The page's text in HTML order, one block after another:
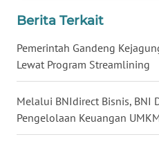
Berita Terkait
Pemerintah Gandeng
Lewat Program Streamlining
Melalui BNIdirect Bisnis, BNI
Pengelolaan Keuangan
WN
WN
JOGJA
WN
JATIM